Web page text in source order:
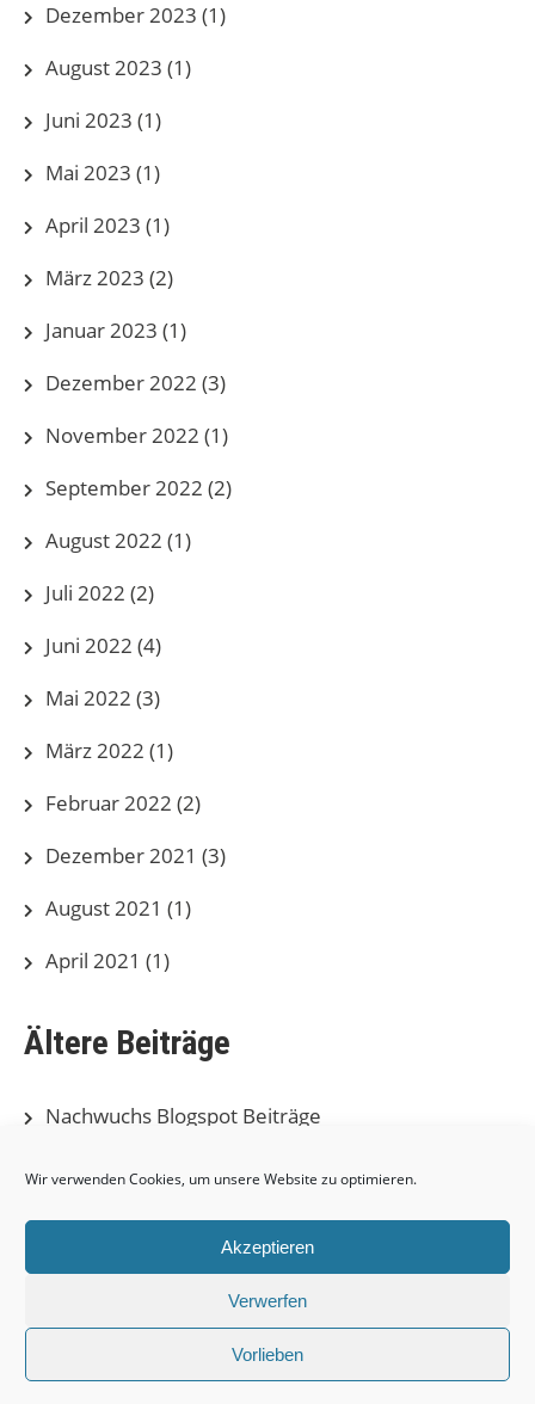
Wir verwenden Cookies, um unsere Website zu optimieren.
Akzeptieren
Verwerfen
Vorlieben
Dezember 2023 (1)
August 2023 (1)
Juni 2023 (1)
Mai 2023 (1)
April 2023 (1)
März 2023 (2)
Januar 2023 (1)
Dezember 2022 (3)
November 2022 (1)
September 2022 (2)
August 2022 (1)
Juli 2022 (2)
Juni 2022 (4)
Mai 2022 (3)
März 2022 (1)
Februar 2022 (2)
Dezember 2021 (3)
August 2021 (1)
April 2021 (1)
Ältere Beiträge
Nachwuchs Blogspot Beiträge
Herren Blogspot Beiträge
SV Brehmer Leipzig e.V. |Powered by WordPress
Theme by Grace Themes